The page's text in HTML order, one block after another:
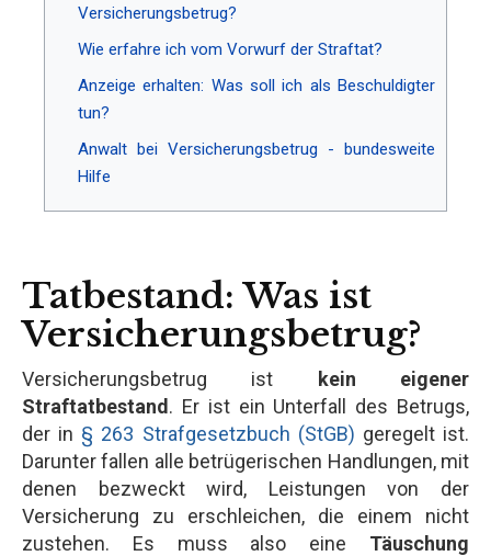
Versicherungsbetrug?
Wie erfahre ich vom Vorwurf der Straftat?
Anzeige erhalten: Was soll ich als Beschuldigter
tun?
Anwalt bei Versicherungsbetrug - bundesweite
Hilfe
Tatbestand: Was ist
Versicherungsbetrug?
Versicherungsbetrug ist kein eigener
Straftatbestand. Er ist ein Unterfall des Betrugs,
der in § 263 Strafgesetzbuch (StGB) geregelt ist.
Darunter fallen alle betrügerischen Handlungen, mit
denen bezweckt wird, Leistungen von der
Versicherung zu erschleichen, die einem nicht
zustehen. Es muss also eine Täuschung